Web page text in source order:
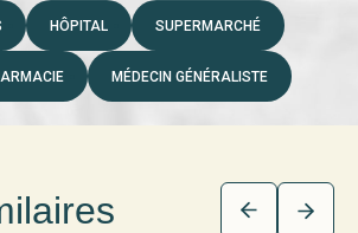
HÔPITAL SUPERMARCHÉ
MÉDECIN GÉNÉRALISTE